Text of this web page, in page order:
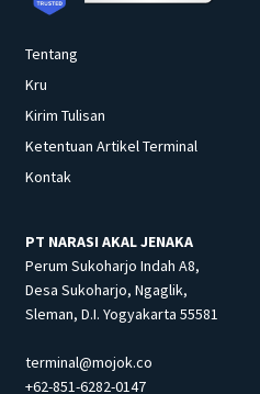
Tentang
Kru
Kirim Tulisan
Ketentuan Artikel Terminal
Kontak
PT NARASI AKAL JENAKA
Perum Sukoharjo Indah A8,
Desa Sukoharjo, Ngaglik,
Sleman, D.I. Yogyakarta 55581
terminal@mojok.co
+62-851-6282-0147